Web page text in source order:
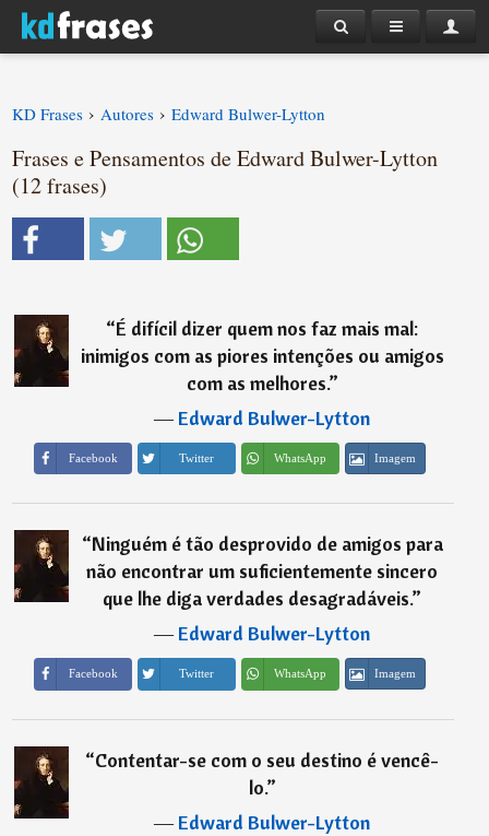
KD Frases › Autores › Edward Bulwer-Lytton
Frases e Pensamentos de Edward Bulwer-Lytton
(12 frases)
“É difícil dizer quem nos faz mais mal:
inimigos com as piores intenções ou amigos
com as melhores.”
―Edward Bulwer-Lytton
Facebook Twitter WhatsApp Imagem
“Ninguém é tão desprovido de amigos para
não encontrar um suficientemente sincero
que lhe diga verdades desagradáveis.”
―Edward Bulwer-Lytton
Facebook Twitter WhatsApp Imagem
“Contentar-se com o seu destino é vencê-
lo.”
―Edward Bulwer-Lytton